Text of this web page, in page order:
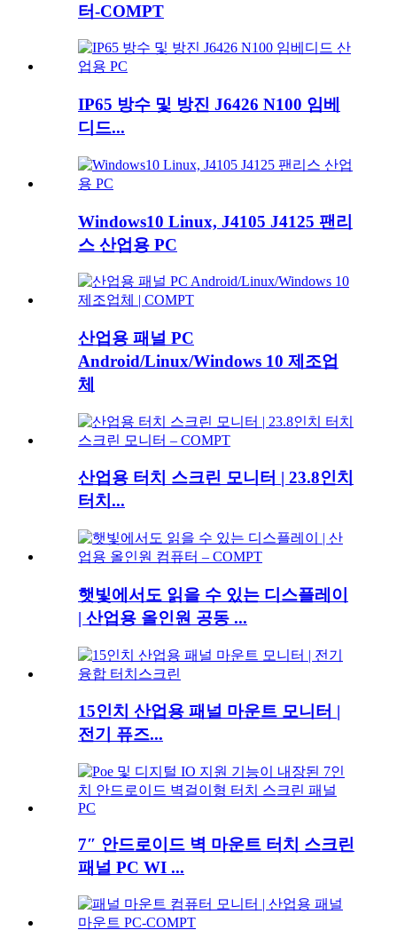
터-COMPT
IP65 방수 및 방진 J6426 N100 임베
디드...
Windows10 Linux, J4105 J4125 팬리
스 산업용 PC
산업용 패널 PC
Android/Linux/Windows 10 제조업
체
산업용 터치 스크린 모니터 | 23.8인치
터치...
햇빛에서도 읽을 수 있는 디스플레이
| 산업용 올인원 공동 ...
15인치 산업용 패널 마운트 모니터 |
전기 퓨즈...
7″ 안드로이드 벽 마운트 터치 스크린
패널 PC WI ...